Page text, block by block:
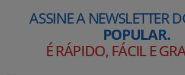
ASSINE A NEWSLETTER
POPULAR.
É RÁPIDO, FÁCIL E